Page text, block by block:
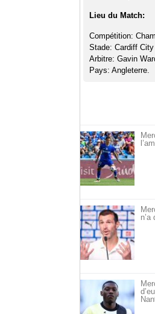
Lieu du Match:
Compétition:
Stade: Cardiff
Arbitre: Gavin
Pays: Angleterre.
n’a